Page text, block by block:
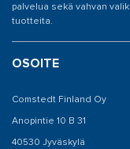
palvelua sekä vahvan
tuotteita.
OSOITE
Comstedt Finland Oy
Anopintie 10 B 31
40530 Jyväskylä